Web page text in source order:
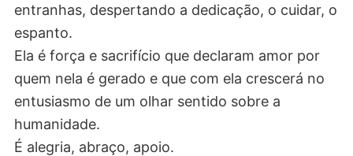
entranhas, despertando a dedicação, o cuidar, o
espanto.
Ela é força e sacrifício que declaram amor por
quem nela é gerado e que com ela crescerá no
entusiasmo de um olhar sentido sobre a
humanidade.
É alegria, abraço, apoio.